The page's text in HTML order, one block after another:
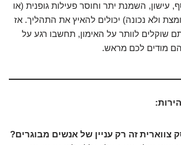
עישון, השמנת יתר וחוסר פעילות גופנית (או
ולא נכונה) יכולים להאיץ את התהליך. אז
לוותר על האימון, תחשבו רגע על
מודים לכם מראש.
זה רק עניין של אנשים מבוגרים?